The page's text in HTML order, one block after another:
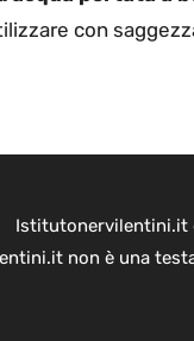
con
Istitutonervilentini.it
non è una